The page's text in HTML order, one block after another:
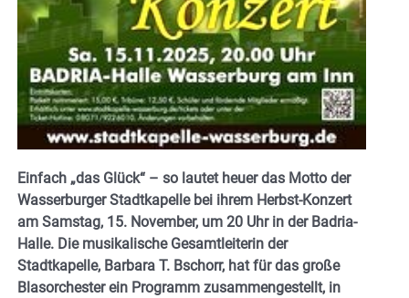
Einfach „das Glück“ – so lautet heuer das Motto der
Wasserburger Stadtkapelle bei ihrem Herbst-Konzert
am Samstag, 15. November, um 20 Uhr in der Badria-
Halle. Die musikalische Gesamtleiterin der
Stadtkapelle, Barbara T. Bschorr, hat für das große
Blasorchester ein Programm zusammengestellt, in